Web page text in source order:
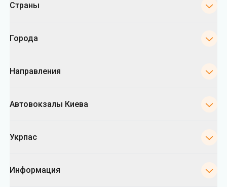
Страны
Города
Направления
Автовокзалы Киева
Укрпас
Информация